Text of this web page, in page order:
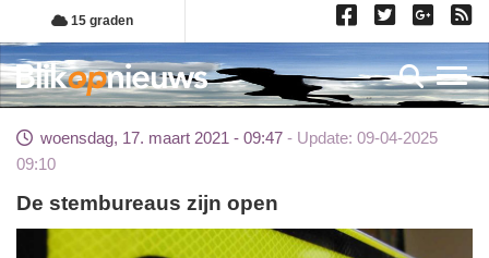
Overslaan
en
naar
de
gaan
15 graden
woensdag, 17. maart 2021 - 09:47
Update: 09-04-2025
09:10
De stembureaus zijn open